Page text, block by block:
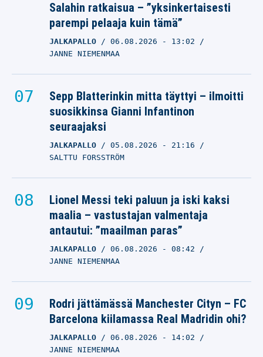
Salahin ratkaisua – ”yksinkertaisesti
parempi pelaaja kuin tämä”
JALKAPALLO 06.08.2026 - 13:02
JANNE NIEMENMAA
Sepp Blatterinkin mitta täyttyi – ilmoitti
suosikkinsa Gianni Infantinon
seuraajaksi
JALKAPALLO 05.08.2026 - 21:16
SALTTU FORSSTRÖM
Lionel Messi teki paluun ja iski kaksi
maalia – vastustajan valmentaja
antautui: ”maailman paras”
JALKAPALLO 06.08.2026 - 08:42
JANNE NIEMENMAA
Rodri jättämässä Manchester Cityn – FC
Barcelona kiilamassa Real Madridin ohi?
JALKAPALLO 06.08.2026 - 14:02
JANNE NIEMENMAA